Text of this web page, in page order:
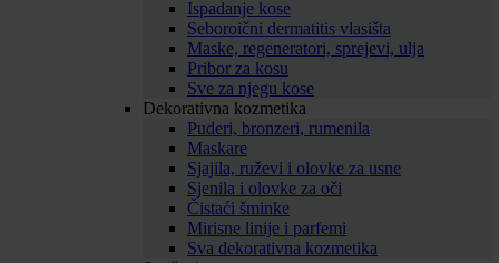
Ispadanje kose
Seboroični dermatitis vlasišta
Maske, regeneratori, sprejevi, ulja
Pribor za kosu
Sve za njegu kose
Dekorativna kozmetika
Puderi, bronzeri, rumenila
Maskare
Sjajila, ruževi i olovke za usne
Sjenila i olovke za oči
Čistaći šminke
Mirisne linije i parfemi
Sva dekorativna kozmetika